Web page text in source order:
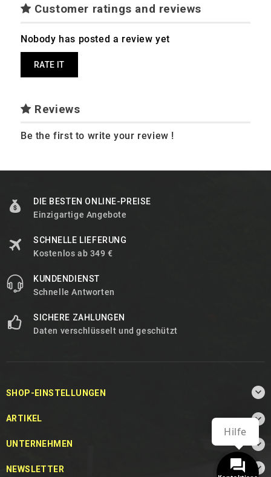
Customer ratings and reviews
Nobody has posted a review yet
RATE IT
Reviews
Be the first to write your review !
DIE BESTEN ONLINE-PREISE
Einzigartige Angebote
SCHNELLE LIEFERUNG
Kostenlos ab 349 €
KUNDENDIENST
Schnelle Antworten
SICHERE ZAHLUNGEN
Daten verschlüsselt und geschützt
SHOP-EINSTELLUNGEN 
ARTIKEL 
UNTERNEHMEN 
NEWSLETTER 
Hilfe